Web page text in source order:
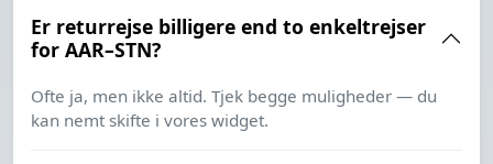
Er returrejse billigere end to enkeltrejser
for AAR–STN?
Ofte ja, men ikke altid. Tjek begge muligheder — du
kan nemt skifte i vores widget.